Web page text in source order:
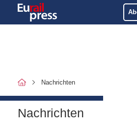
Nachrichten
Nachrichten